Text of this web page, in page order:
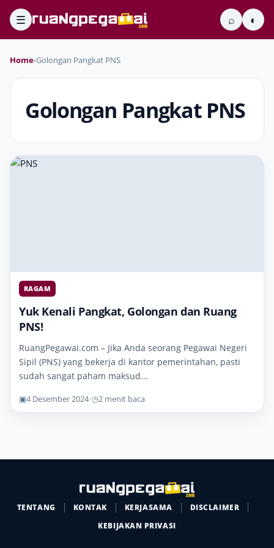
☰ ⌕ ◐
Home›Golongan Pangkat PNS
Golongan Pangkat PNS
RAGAM
Yuk Kenali Pangkat, Golongan dan Ruang
PNS!
RuangPegawai.com – Jika Anda seorang Pegawai Negeri
Sipil (PNS) yang bekerja di kantor pemerintahan, pasti
sudah sangat paham maksud...
▣4 Desember 2024•◷2 menit baca
TENTANG KONTAK KERJASAMA
DISCLAIMER
KEBIJAKAN PRIVASI